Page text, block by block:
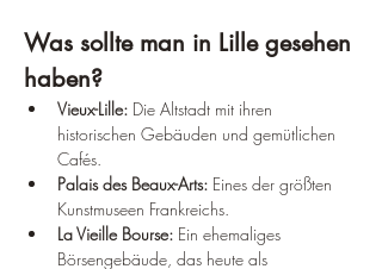
Was sollte man in Lille gesehen
haben?
Vieux-Lille: Die Altstadt mit ihren
historischen Gebäuden und gemütlichen
Cafés.
Palais des Beaux-Arts: Eines der größten
Kunstmuseen Frankreichs.
La Vieille Bourse: Ein ehemaliges
Börsengebäude, das heute als